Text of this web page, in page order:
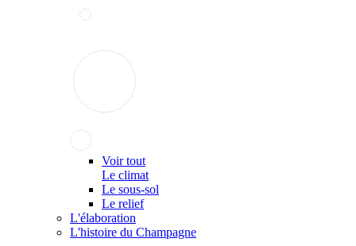
Voir tout
Le climat
Le sous-sol
Le relief
L'élaboration
L'histoire du Champagne